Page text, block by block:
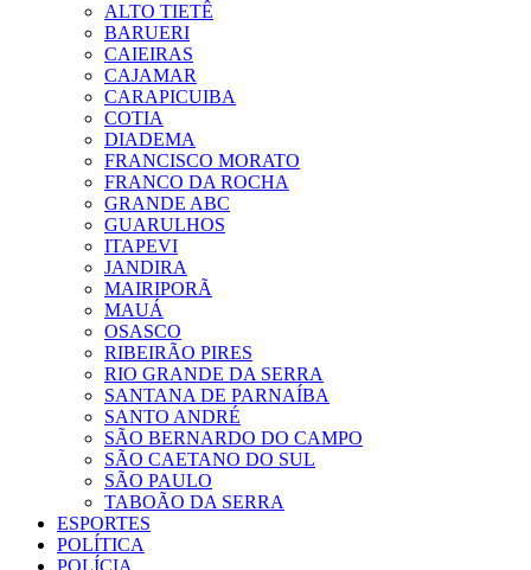
ALTO TIETÊ
BARUERI
CAIEIRAS
CAJAMAR
CARAPICUIBA
COTIA
DIADEMA
FRANCISCO MORATO
FRANCO DA ROCHA
GRANDE ABC
GUARULHOS
ITAPEVI
JANDIRA
MAIRIPORÃ
MAUÁ
OSASCO
RIBEIRÃO PIRES
RIO GRANDE DA SERRA
SANTANA DE PARNAÍBA
SANTO ANDRÉ
SÃO BERNARDO DO CAMPO
SÃO CAETANO DO SUL
SÃO PAULO
TABOÃO DA SERRA
ESPORTES
POLÍTICA